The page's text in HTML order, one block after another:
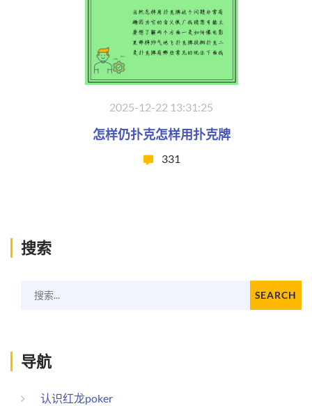
2025-12-22 13:31:25
怎样仍扑克怎样用扑克牌
331
搜索
搜索... SEARCH
导航
认识红龙poker